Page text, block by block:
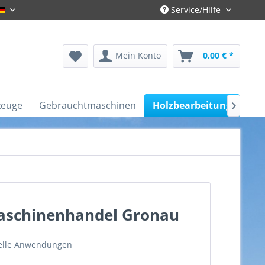
Gronau-Deutsch Service/Hilfe
Mein Konto 0,00 € *
Gebrauchtmaschinen Holzbearbeitung 
Gronau
Anwendungen